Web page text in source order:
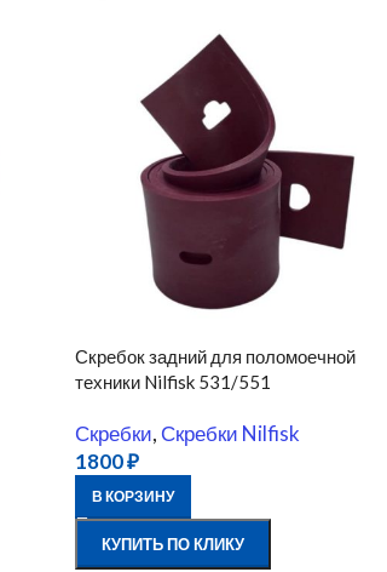
Скребок задний для поломоечной
техники Nilfisk 531/551
Скребки, Скребки Nilfisk
1800₽
В КОРЗИНУ
КУПИТЬ ПО КЛИКУ